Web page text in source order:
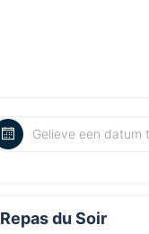
Repas du Soir